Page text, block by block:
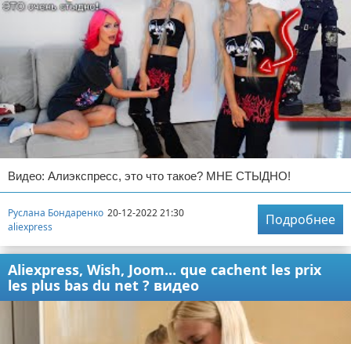
Видео: Алиэкспресс, это что такое? МНЕ СТЫДНО!
Руслана Бондаренко 20-12-2022 21:30
aliexpress
Подробнее
Aliexpress, Wish, Joom... que cachent les prix
les plus bas du net ? видео